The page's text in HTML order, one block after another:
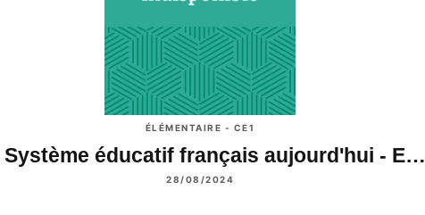
ÉLÉMENTAIRE - CE1
Système éducatif français aujourd'hui - E…
28/08/2024